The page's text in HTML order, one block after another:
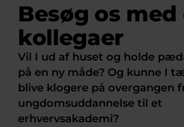
Besøg os med
kollegaer
Vil I ud af huset og holde
på en ny måde? Og kunne I
blive klogere på overgangen
ungdomsuddannelse til et
erhvervsakademi?